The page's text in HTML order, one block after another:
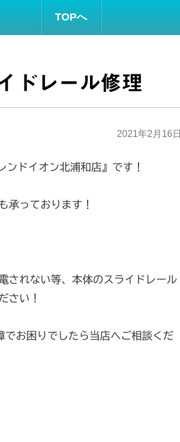
TOPへ
ドレール修理
2021年2月16日
ドイオン北浦和店』です！
承っております！
されない等、本体のスライドレール
さい！
お困りでしたら当店へご相談くだ